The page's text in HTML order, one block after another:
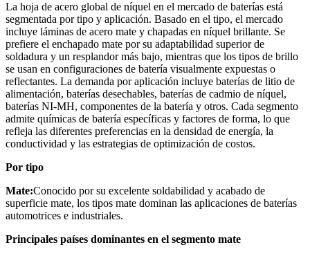
La hoja de acero global de níquel en el mercado de baterías está
segmentada por tipo y aplicación. Basado en el tipo, el mercado
incluye láminas de acero mate y chapadas en níquel brillante. Se
prefiere el enchapado mate por su adaptabilidad superior de
soldadura y un resplandor más bajo, mientras que los tipos de brillo
se usan en configuraciones de batería visualmente expuestas o
reflectantes. La demanda por aplicación incluye baterías de litio de
alimentación, baterías desechables, baterías de cadmio de níquel,
baterías NI-MH, componentes de la batería y otros. Cada segmento
admite químicas de batería específicas y factores de forma, lo que
refleja las diferentes preferencias en la densidad de energía, la
conductividad y las estrategias de optimización de costos.
Por tipo
Mate:Conocido por su excelente soldabilidad y acabado de
superficie mate, los tipos mate dominan las aplicaciones de baterías
automotrices e industriales.
Principales países dominantes en el segmento mate